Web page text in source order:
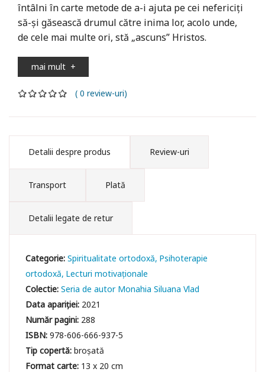
întâlni în carte metode de a-i ajuta pe cei nefericiți
să-și găsească drumul către inima lor, acolo unde,
de cele mai multe ori, stă „ascuns” Hristos.
mai mult +
( 0 review-uri)
Detalii despre produs Review-uri
Transport Plată
Detalii legate de retur
Categorie:Spiritualitate ortodoxă Psihoterapie
ortodoxă Lecturi motivaționale
Colectie:Seria de autor Monahia Siluana Vlad
Data apariției: 2021
Număr pagini: 288
ISBN:978-606-666-937-5
Tip copertă:broșată
Format carte: 13 x 20 cm